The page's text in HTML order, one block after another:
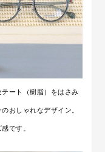
ート（樹脂）をはさみ
おしゃれなデザイン。
です。